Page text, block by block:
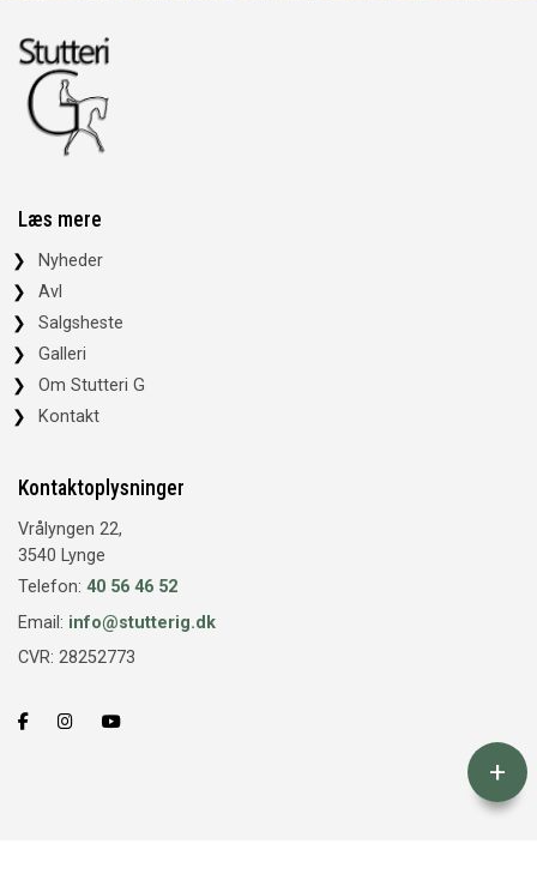
Læs mere
Nyheder
Avl
Salgsheste
Galleri
Om Stutteri G
Kontakt
Kontaktoplysninger
Vrålyngen 22,
3540 Lynge
Telefon: 40 56 46 52
Email: info@stutterig.dk
CVR: 28252773
+